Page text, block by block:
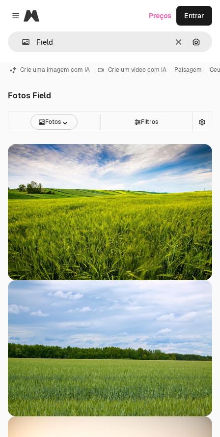
Close menu
Magnific
Limpar
Preços Entrar
Crie uma imagem com IA Crie um vídeo com IA Paisagem
Fotos Field
Fotos Filtros